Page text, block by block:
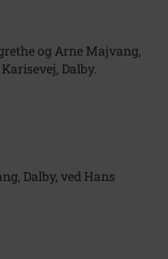
og Arne Majvang,
Dalby.
Dalby, ved Hans